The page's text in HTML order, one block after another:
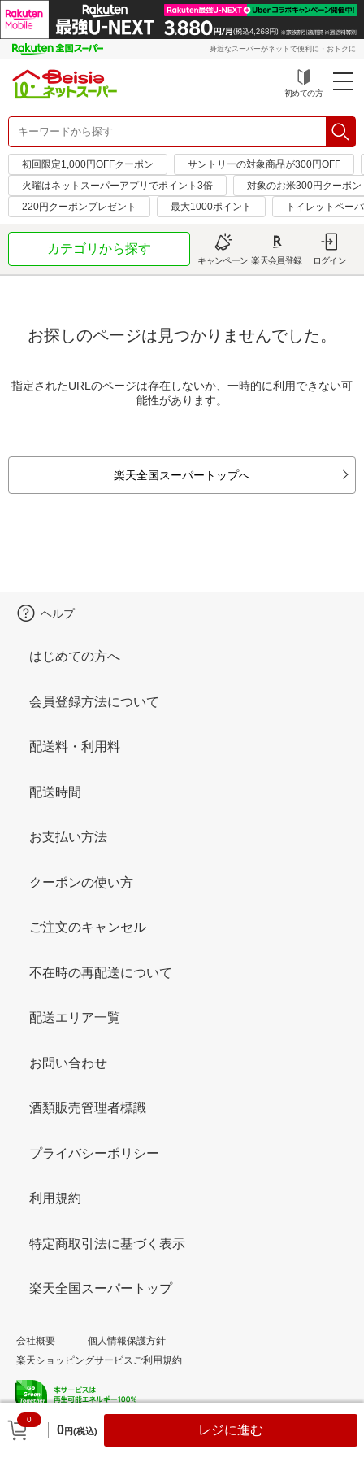
身近なスーパーがネットで便利に・おトクに
初めての方
初回限定1,000円OFFクーポン
サントリーの対象商品が300円OFF
火曜はネットスーパーアプリでポイント3倍
対象のお米300円クーポン
220円クーポンプレゼント
最大1000ポイント トイレットペー
カテゴリから探す
キャンペーン 楽天会員登録 ログイン
お探しのページは見つかりませんでした。
指定されたURLのページは存在しないか、一時的に利用できない可
能性があります。
楽天全国スーパートップへ
0
0円(税込) レジに進む
ヘルプ
はじめての方へ
会員登録方法について
配送料・利用料
配送時間
お支払い方法
クーポンの使い方
ご注文のキャンセル
不在時の再配送について
配送エリア一覧
お問い合わせ
酒類販売管理者標識
プライバシーポリシー
利用規約
特定商取引法に基づく表示
楽天全国スーパートップ
会社概要
個人情報保護方針
楽天ショッピングサービスご利用規約
© Rakuten Group, Inc.